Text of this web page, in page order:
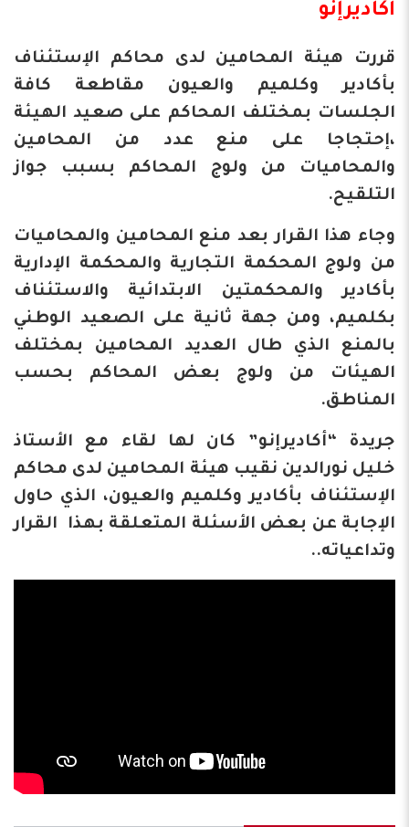
أكاديرإنو
قررت هيئة المحامين لدى محاكم الإستئناف
بأكادير وكلميم والعيون مقاطعة كافة
الجلسات بمختلف المحاكم على صعيد الهيئة
،إحتجاجا على منع عدد من المحامين
والمحاميات من ولوج المحاكم بسبب جواز
التلقيح.
وجاء هذا القرار بعد منع المحامين والمحاميات
من ولوج المحكمة التجارية والمحكمة الإدارية
بأكادير والمحكمتين الابتدائية والاستئناف
بكلميم، ومن جهة ثانية على الصعيد الوطني
بالمنع الذي طال العديد المحامين بمختلف
الهيئات من ولوج بعض المحاكم بحسب
المناطق.
جريدة “أكاديرإنو” كان لها لقاء مع الأستاذ
خليل نورالدين نقيب هيئة المحامين لدى محاكم
الإستئناف بأكادير وكلميم والعيون، الذي حاول
الإجابة عن بعض الأسئلة المتعلقة بهذا القرار
وتداعياته..